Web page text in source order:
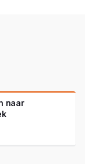
naar